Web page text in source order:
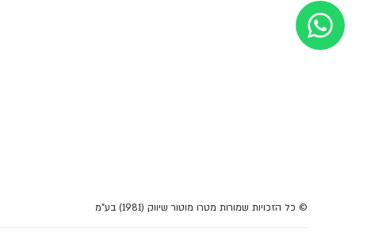
© כל הזכויות שמורות מטרו מוטור שיווק (1981) בע"מ